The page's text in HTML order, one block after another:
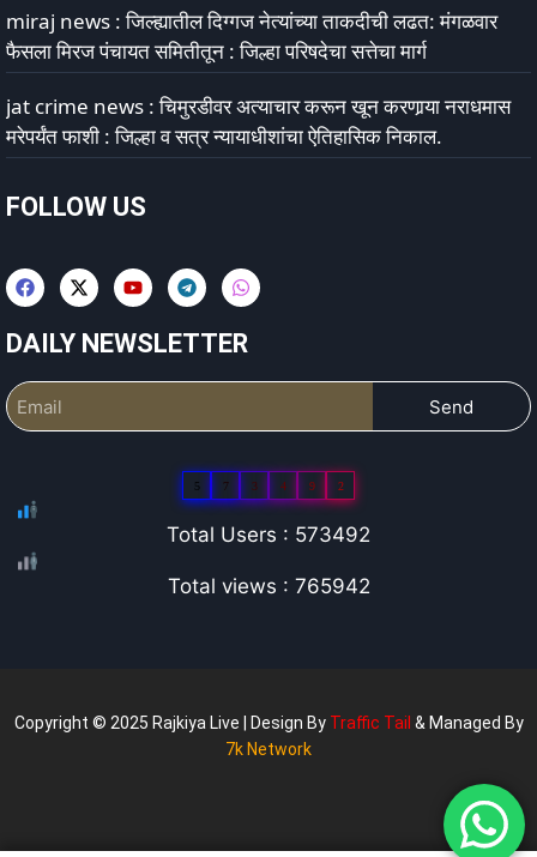
miraj news : जिल्ह्यातील दिग्गज नेत्यांच्या ताकदीची लढत: मंगळवार
फैसला मिरज पंचायत समितीतून : जिल्हा परिषदेचा सत्तेचा मार्ग
jat crime news : चिमुरडीवर अत्याचार करून खून करणार्‍या नराधमास
मरेपर्यंत फाशी : जिल्हा व सत्र न्यायाधीशांचा ऐतिहासिक निकाल.
FOLLOW US
DAILY NEWSLETTER
Send
5 7 3 4 9 2
Total Users : 573492
Total views : 765942
Copyright © 2025 Rajkiya Live | Design By Traffic Tail & Managed By
7k Network